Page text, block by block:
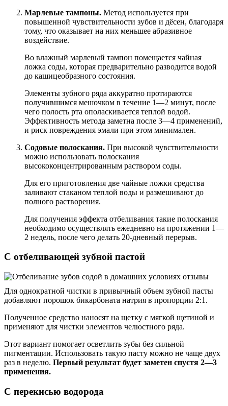
Марлевые тампоны. Метод используется при
повышенной чувствительности зубов и дёсен, благодаря
тому, что оказывает на них меньшее абразивное
воздействие.
Во влажный марлевый тампон помещается чайная
ложка соды, которая предварительно разводится водой
до кашицеобразного состояния.
Элементы зубного ряда аккуратно протираются
получившимся мешочком в течение 1—2 минут, после
чего полость рта ополаскивается теплой водой.
Эффективность метода заметна после 3—4 применений,
и риск повреждения эмали при этом минимален.
Содовые полоскания. При высокой чувствительности
можно использовать полоскания
высококонцентрированным раствором соды.
Для его приготовления две чайные ложки средства
заливают стаканом теплой воды и размешивают до
полного растворения.
Для получения эффекта отбеливания такие полоскания
необходимо осуществлять ежедневно на протяжении 1—
2 недель, после чего делать 20-дневный перерыв.
С отбеливающей зубной пастой
Для однократной чистки в привычный объем зубной пасты
добавляют порошок бикарбоната натрия в пропорции 2:1.
Полученное средство наносят на щетку с мягкой щетиной и
применяют для чистки элементов челюстного ряда.
Этот вариант помогает осветлить зубы без сильной
пигментации. Использовать такую пасту можно не чаще двух
раз в неделю. Первый результат будет заметен спустя 2—3
применения.
С перекисью водорода